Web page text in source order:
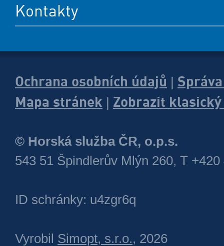
Kontakty
Ochrana osobních údajů
Mapa stránek
Zobrazit
© Horská služba ČR, o.p.s.
543 51 Špindlerův Mlýn 260, T +420
ID schránky: u4zgr6q
Vyrobil Simopt, s.r.o., 2026